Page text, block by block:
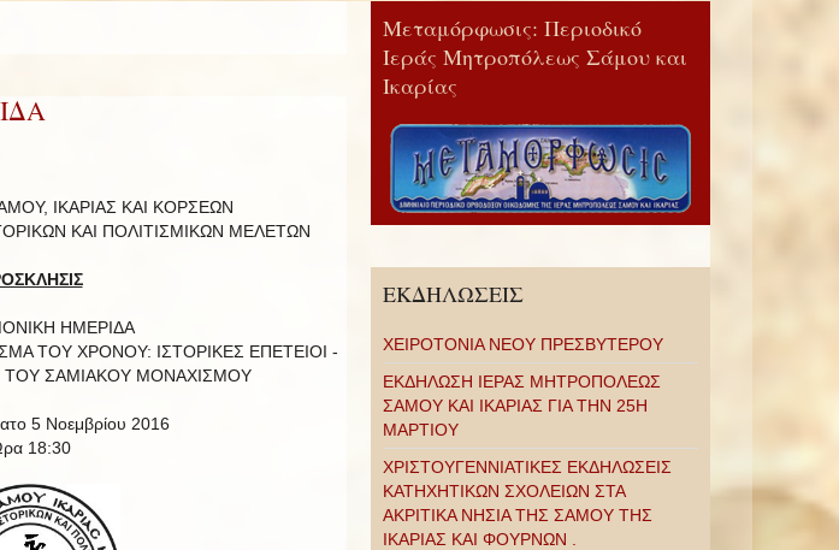
ΙΚΑΡΙΑΣ ΚΑΙ ΚΟΡΣΕΩΝ
ΚΑΙ ΠΟΛΙΤΙΣΜΙΚΩΝ ΜΕΛΕΤΩΝ
ΗΜΕΡΙΔΑ
ΤΟΥ ΧΡΟΝΟΥ: ΙΣΤΟΡΙΚΕΣ ΕΠΕΤΕΙΟΙ -
ΤΟΥ ΣΑΜΙΑΚΟΥ ΜΟΝΑΧΙΣΜΟΥ
5 Νοεμβρίου 2016
18:30
Μεταμόρφωσις: Περιοδικό
Ιεράς Μητροπόλεως Σάμου και
Ικαρίας
ΕΚΔΗΛΩΣΕΙΣ
ΧΕΙΡΟΤΟΝΙΑ ΝΕΟΥ ΠΡΕΣΒΥΤΕΡΟΥ
ΕΚΔΗΛΩΣΗ ΙΕΡΑΣ ΜΗΤΡΟΠΟΛΕΩΣ
ΣΑΜΟΥ ΚΑΙ ΙΚΑΡΙΑΣ ΓΙΑ ΤΗΝ 25Η
ΜΑΡΤΙΟΥ
ΧΡΙΣΤΟΥΓΕΝΝΙΑΤΙΚΕΣ ΕΚΔΗΛΩΣΕΙΣ
ΚΑΤΗΧΗΤΙΚΩΝ ΣΧΟΛΕΙΩΝ ΣΤΑ
ΑΚΡΙΤΙΚΑ ΝΗΣΙΑ ΤΗΣ ΣΑΜΟΥ ΤΗΣ
ΙΚΑΡΙΑΣ ΚΑΙ ΦΟΥΡΝΩΝ .